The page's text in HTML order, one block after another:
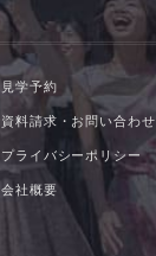
見学予約
資料請求・お問い合わせ
プライバシーポリシー
会社概要